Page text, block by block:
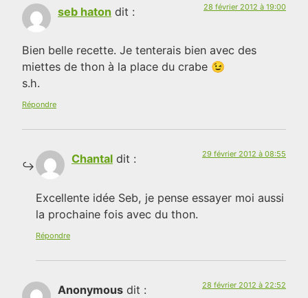
seb haton dit : 28 février 2012 à 19:00
Bien belle recette. Je tenterais bien avec des
miettes de thon à la place du crabe 😉
s.h.
Répondre
Chantal dit : 29 février 2012 à 08:55
Excellente idée Seb, je pense essayer moi aussi
la prochaine fois avec du thon.
Répondre
Anonymous dit : 28 février 2012 à 22:52